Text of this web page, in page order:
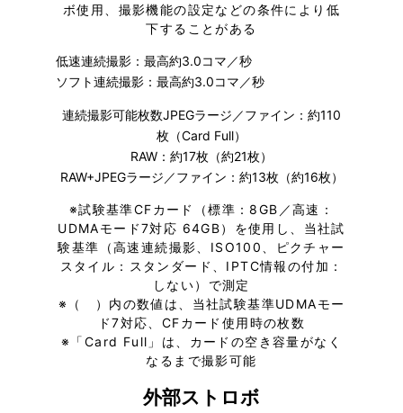
ボ使用、撮影機能の設定などの条件により低
下することがある
低速連続撮影：最高約3.0コマ／秒
ソフト連続撮影：最高約3.0コマ／秒
連続撮影可能枚数JPEGラージ／ファイン：約110
枚（Card Full）
RAW：約17枚（約21枚）
RAW+JPEGラージ／ファイン：約13枚（約16枚）
※試験基準CFカード（標準：8GB／高速：
UDMAモード7対応 64GB）を使用し、当社試
験基準（高速連続撮影、ISO100、ピクチャー
スタイル：スタンダード、IPTC情報の付加：
しない）で測定
※
（ ）内の数値は、当社試験基準UDMAモー
ド7対応、CFカード使用時の枚数
※ 「Card Full」は、カードの空き容量がなく
なるまで撮影可能
外部ストロボ